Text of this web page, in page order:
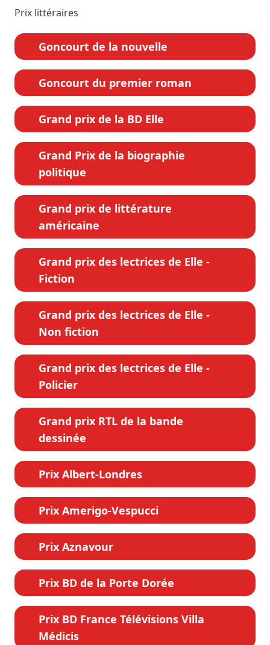
Prix littéraires
Goncourt de la nouvelle
Goncourt du premier roman
Grand prix de la BD Elle
Grand Prix de la biographie
politique
Grand prix de littérature
américaine
Grand prix des lectrices de Elle -
Fiction
Grand prix des lectrices de Elle -
Non fiction
Grand prix des lectrices de Elle -
Policier
Grand prix RTL de la bande
dessinée
Prix Albert-Londres
Prix Amerigo-Vespucci
Prix Aznavour
Prix BD de la Porte Dorée
Prix BD France Télévisions Villa
Médicis